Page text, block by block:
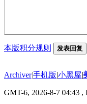
本版积分规则 发表回复
Archiver|手机版|小黑屋|
GMT-6, 2026-8-7 04:43 ,